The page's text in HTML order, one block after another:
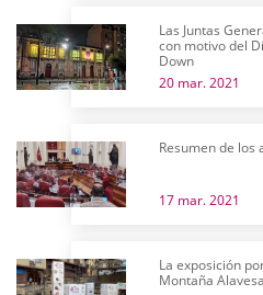
Las Juntas
con motivo del
Down
20 mar. 2021
Resumen de los
17 mar. 2021
La exposición
Montaña Alavesa